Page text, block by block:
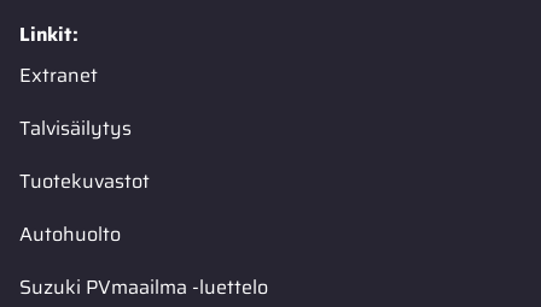
Linkit:
Extranet
Talvisäilytys
Tuotekuvastot
Autohuolto
Suzuki PVmaailma -luettelo